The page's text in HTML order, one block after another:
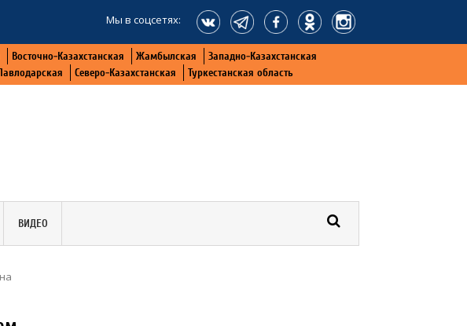
Мы в соцсетях:
Восточно-Казахстанская Жамбылская
Западно-Казахстанская
Северо-Казахстанская Туркестанская область
ВИДЕО